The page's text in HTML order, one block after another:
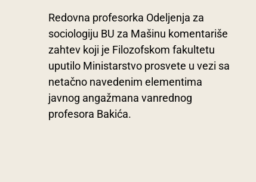
Redovna profesorka Odeljenja za
sociologiju BU za Mašinu komentariše
zahtev koji je Filozofskom fakultetu
uputilo Ministarstvo prosvete u vezi sa
netačno navedenim elementima
javnog angažmana vanrednog
profesora Bakića.